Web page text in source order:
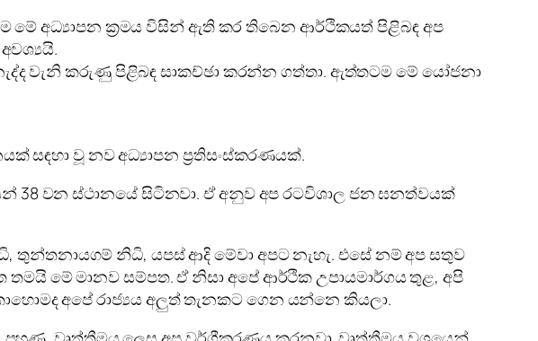
මේ අධ්‍යාපන ක්‍රමය විසින් ඇති කර තිබෙන ආර්ථිකයත් පිළිබඳ අප
වැනි කරුණු පිළිබඳ සාකච්ඡා කරන්න ගත්තා. ඇත්තටම මේ යෝජනා
සඳහා වූ නව අධ්‍යාපන ප්‍රතිසංස්කරණයක්.
වන ස්ථානයේ සිටිනවා. ඒ අනුව අප රටවිශාල ජන ඝනත්වයක්
නිධි, යපස් ආදි මේවා අපට නැහැ. එසේ නම් අප සතුව
මේ මානව සම්පත. ඒ නිසා අපේ ආර්ථික උපායමාර්ගය තුළ, අපි
අපේ රාජ්‍යය අලුත් තැනකට ගෙන යන්නෙ කියලා.